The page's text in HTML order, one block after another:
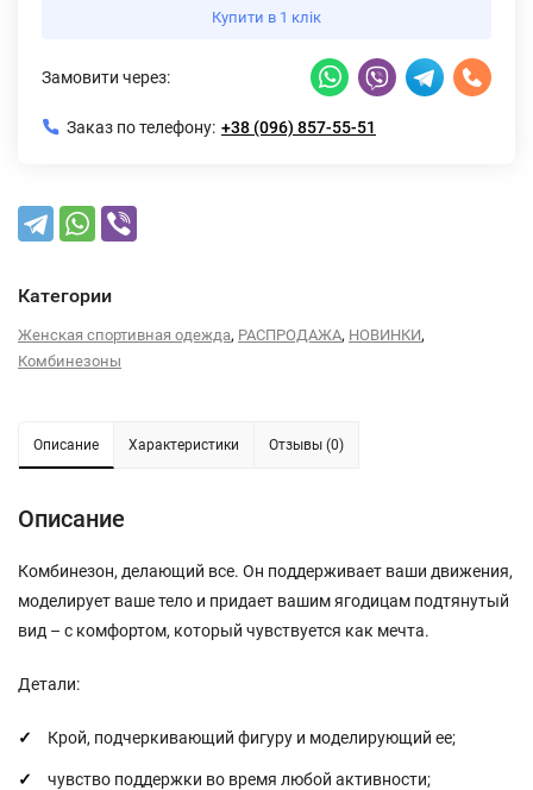
Купити в 1 клік
Замовити через:
Заказ по телефону: +38 (096) 857-55-51
Категории
Женская спортивная одежда, РАСПРОДАЖА, НОВИНКИ,
Комбинезоны
Описание Характеристики Отзывы (0)
Описание
Комбинезон, делающий все. Он поддерживает ваши движения,
моделирует ваше тело и придает вашим ягодицам подтянутый
вид – с комфортом, который чувствуется как мечта.
Детали:
Крой, подчеркивающий фигуру и моделирующий ее;
чувство поддержки во время любой активности;